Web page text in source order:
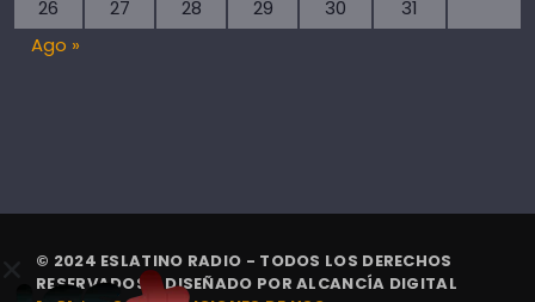
26
27 28 29 30
31
Ago »
© 2024 ESLATINO RADIO - TODOS LOS DERECHOS
RESERVADOS. | DISEÑADO PORALCANCÍA DIGITAL